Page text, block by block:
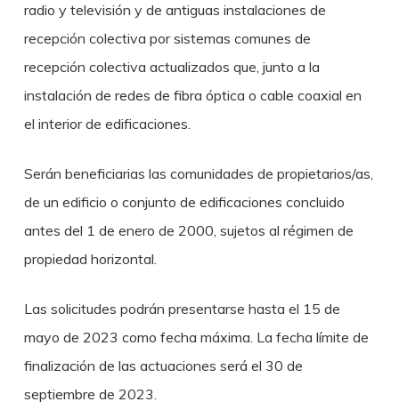
radio y televisión y de antiguas instalaciones de
recepción colectiva por sistemas comunes de
recepción colectiva actualizados que, junto a la
instalación de redes de fibra óptica o cable coaxial en
el interior de edificaciones.
Serán beneficiarias las comunidades de propietarios/as,
de un edificio o conjunto de edificaciones concluido
antes del 1 de enero de 2000, sujetos al régimen de
propiedad horizontal.
Las solicitudes podrán presentarse hasta el 15 de
mayo de 2023 como fecha máxima. La fecha límite de
finalización de las actuaciones será el 30 de
septiembre de 2023.